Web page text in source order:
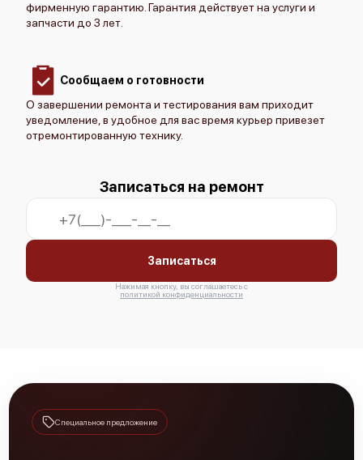
фирменную гарантию. Гарантия действует на услуги и
запчасти до 3 лет.
Сообщаем о готовности
О завершении ремонта и тестирования вам приходит
уведомление, в удобное для вас время курьер привезет
отремонтированную технику.
Записаться на ремонт
Записаться
Нажимая кнопку, вы соглашаетесь с
политикой конфиденциальности
Специальное предложение